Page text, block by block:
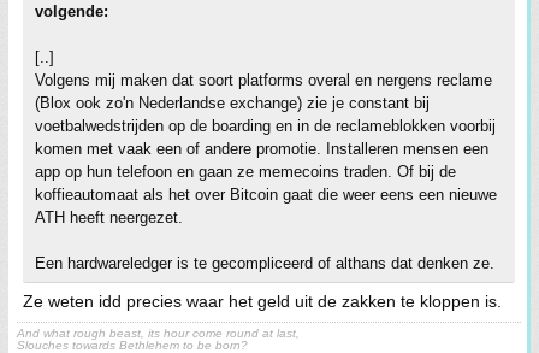
volgende:
[..]
Volgens mij maken dat soort platforms overal en nergens reclame
(Blox ook zo'n Nederlandse exchange) zie je constant bij
voetbalwedstrijden op de boarding en in de reclameblokken voorbij
komen met vaak een of andere promotie. Installeren mensen een
app op hun telefoon en gaan ze memecoins traden. Of bij de
koffieautomaat als het over Bitcoin gaat die weer eens een nieuwe
ATH heeft neergezet.
Een hardwareledger is te gecompliceerd of althans dat denken ze.
Ze weten idd precies waar het geld uit de zakken te kloppen is.
And what rough beast, its hour come round at last,
Slouches towards Bethlehem to be born?